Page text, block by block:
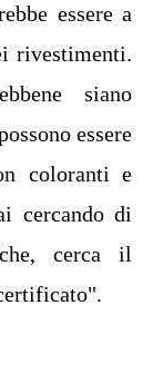
essere a
rivestimenti.
siano
essere
coloranti e
cercando di
cerca il